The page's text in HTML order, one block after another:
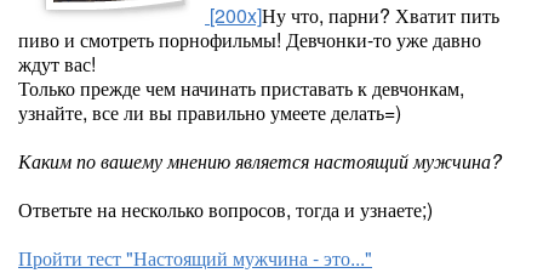
[200x]Ну что, парни? Хватит пить
пиво и смотреть порнофильмы! Девчонки-то уже давно
ждут вас!
Только прежде чем начинать приставать к девчонкам,
узнайте, все ли вы правильно умеете делать=)
Каким по вашему мнению является настоящий мужчина?
Ответьте на несколько вопросов, тогда и узнаете;)
Пройти тест "Настоящий мужчина - это..."